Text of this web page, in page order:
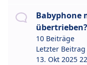
Babyphone
übertrieben?
10 Beiträge
Letzter Beitrag
13. Okt 2025